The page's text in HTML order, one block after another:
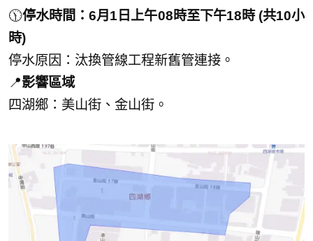
🕦停水時間：6月1日上午08時至下午18時 (共10小
時)
停水原因：汰換管線工程新舊管連接。
📍影響區域
四湖鄉：美山街、金山街。